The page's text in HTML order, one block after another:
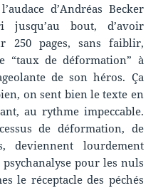
d’Andréas Becker
bout, d’avoir
250 pages, sans faiblir,
“taux de déformation” à
de son héros. Ça
on sent bien le texte en
au rythme impeccable.
de déformation, de
deviennent lourdement
pour les nuls
le réceptacle des péchés